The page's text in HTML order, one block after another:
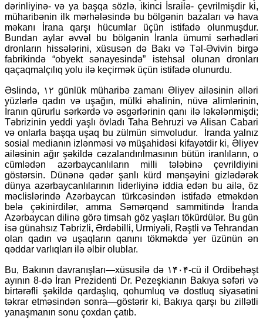
dərinliyinə- və ya başqa sözlə, ikinci İsrailə- çevrilmişdir ki,
müharibənin ilk mərhələsində bu bölgənin bazaları və hava
məkanı İrana qarşı hücumlar üçün istifadə olunmuşdur.
Bundan aylar əvvəl bu bölgənin İranla ümumi sərhədləri
dronların hissələrini, xüsusən də Bakı və Təl-Əvivin birgə
fabrikində “obyekt sənayesində” istehsal olunan dronları
qaçaqmalçılıq yolu ilə keçirmək üçün istifadə olunurdu.
Əslində, ۱۲ günlük müharibə zamanı Əliyev ailəsinin əlləri
yüzlərlə qadın və uşağın, mülki əhalinin, nüvə alimlərinin,
İranın qürurlu sərkərdə və əsgərlərinin qanı ilə ləkələnmişdi;
Təbrizinin yeddi yaşlı övladı Taha Behruzi və Alisan Cabari
və onlarla başqa uşaq bu zülmün simvoludur. İranda yalnız
sosial medianın izlənməsi və müşahidəsi kifayətdir ki, Əliyev
ailəsinin ağır şəkildə cəzalandırılmasının bütün iranlıların, o
cümlədən azərbaycanlıların milli tələbinə çevrildiyini
göstərsin. Dünənə qədər şanlı kürd mənşəyini gizlədərək
dünya azərbaycanlılarının liderliyinə iddia edən bu ailə, öz
məclislərində Azərbaycan türkcəsindən istifadə etməkdən
belə çəkinirdilər, amma Səmərqənd sammitində İranda
Azərbaycan dilinə görə timsah göz yaşları tökürdülər. Bu gün
isə günahsız Təbrizli, Ərdəbilli, Urmiyəli, Rəştli və Tehrandan
olan qadın və uşaqların qanını tökməkdə yer üzünün ən
qəddar varlıqları ilə əlbir olublar.
Bu, Bakının davranışları—xüsusilə də ۱۴۰۴-cü il Ordibehəşt
ayının 8-də İran Prezidenti Dr. Pezeşkianın Bakıya səfəri və
birtərəfli şəkildə qardaşlıq, qohumluq və dostluq siyasətini
təkrar etməsindən sonra—göstərir ki, Bakıya qarşı bu zillətli
yanaşmanın sonu çoxdan çatıb.